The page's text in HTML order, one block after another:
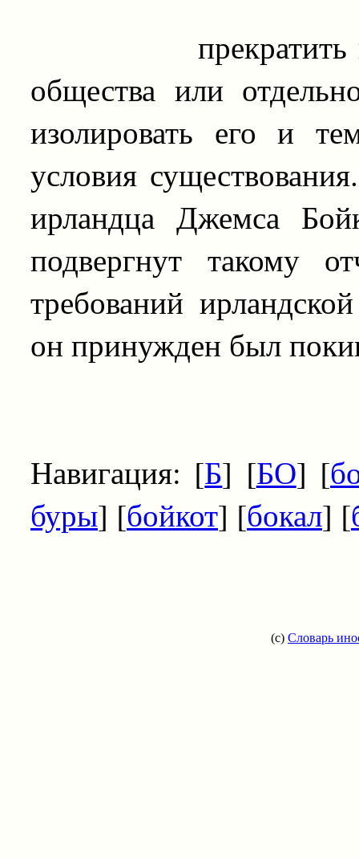
прекратить
общества или
изолировать его и
условия
ирландца Джемса
подвергнут такому
требований
он принужден был
Навигация: [Б] [БО] [
буры] [бойкот] [бокал] [
(c) Словарь